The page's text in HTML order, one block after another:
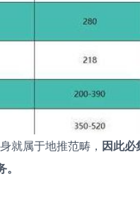
就属于地推范畴， 因此必